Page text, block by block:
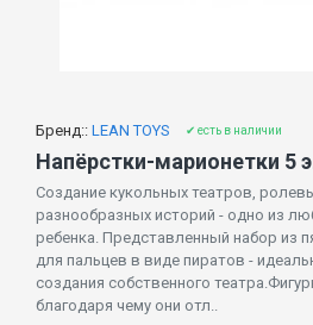
Бренд:: LEAN TOYS ✔ есть в наличии
Напёрстки-марионетки 5
Создание кукольных театров,
разнообразных историй - одно из
ребенка. Представленный набор из
для пальцев в виде пиратов -
создания собственного
благодаря чему они отл..